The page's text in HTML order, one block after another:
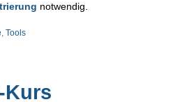
notwendig.
, Tools
Kurs